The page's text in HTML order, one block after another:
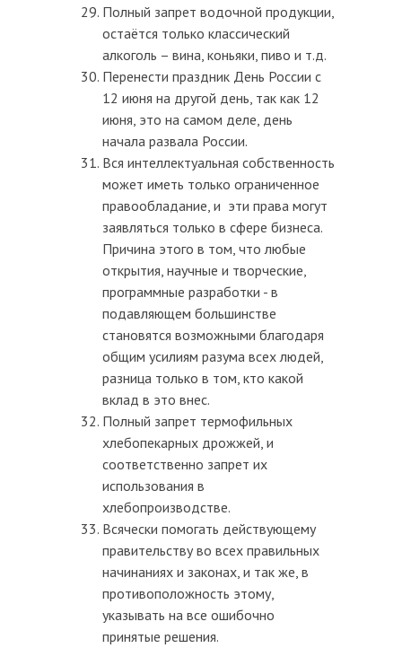
Полный запрет водочной продукции,
остаётся только классический
алкоголь – вина, коньяки, пиво и т.д.
Перенести праздник День России с
12 июня на другой день, так как 12
июня, это на самом деле, день
начала развала России.
Вся интеллектуальная собственность
может иметь только ограниченное
правообладание, и эти права могут
заявляться только в сфере бизнеса.
Причина этого в том, что любые
открытия, научные и творческие,
программные разработки - в
подавляющем большинстве
становятся возможными благодаря
общим усилиям разума всех людей,
разница только в том, кто какой
вклад в это внес.
Полный запрет термофильных
хлебопекарных дрожжей, и
соответственно запрет их
использования в
хлебопроизводстве.
Всячески помогать действующему
правительству во всех правильных
начинаниях и законах, и так же, в
противоположность этому,
указывать на все ошибочно
принятые решения.